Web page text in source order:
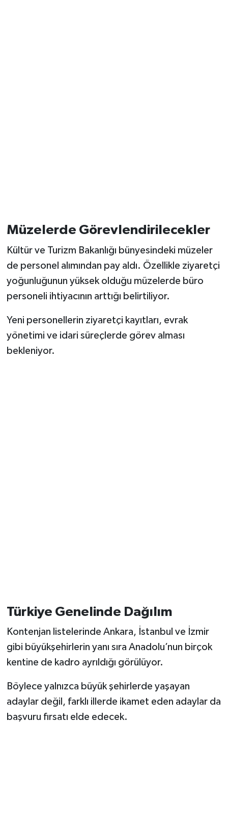
Müzelerde Görevlendirilecekler
Kültür ve Turizm Bakanlığı bünyesindeki müzeler
de personel alımından pay aldı. Özellikle ziyaretçi
yoğunluğunun yüksek olduğu müzelerde büro
personeli ihtiyacının arttığı belirtiliyor.
Yeni personellerin ziyaretçi kayıtları, evrak
yönetimi ve idari süreçlerde görev alması
bekleniyor.
Türkiye Genelinde Dağılım
Kontenjan listelerinde Ankara, İstanbul ve İzmir
gibi büyükşehirlerin yanı sıra Anadolu’nun birçok
kentine de kadro ayrıldığı görülüyor.
Böylece yalnızca büyük şehirlerde yaşayan
adaylar değil, farklı illerde ikamet eden adaylar da
başvuru fırsatı elde edecek.